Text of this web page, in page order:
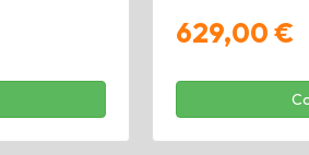
629,00 €